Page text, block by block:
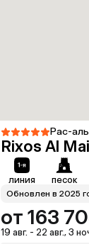
Рас-
Rixos Al
линия песок
Обновлен в 2025
от 163
19 авг. - 22 авг., 3